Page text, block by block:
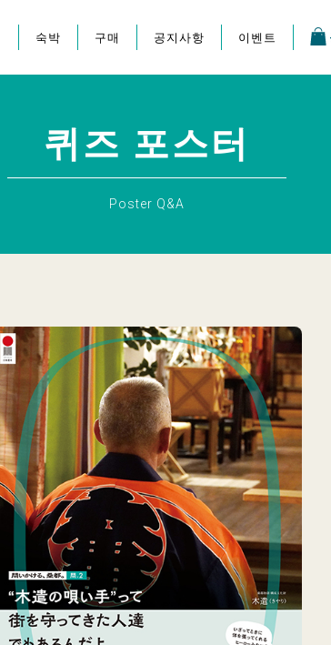
숙박 구매 공지사항 이벤트
퀴즈 포스터
Poster Q&A